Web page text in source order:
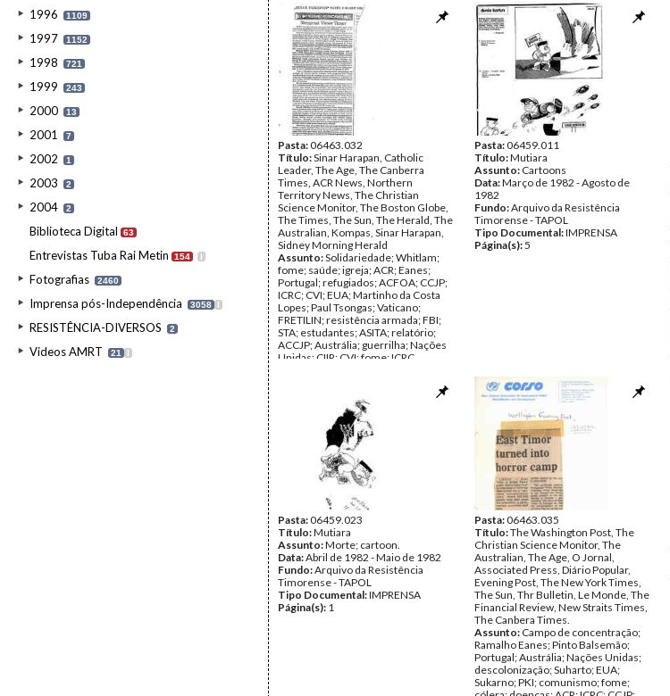
1996 1109
1997 1152
1998 721
1999 243
2000 13
2001 7
2002 1
2003 2
2004 2
Biblioteca Digital 63
Entrevistas Tuba Rai Metin 154 I
Fotografias 2460
Imprensa pós-Independência 3058 I
RESISTÊNCIA-DIVERSOS 2
Videos AMRT 21 I
Pasta:06463.032
Título:Sinar Harapan, Catholic
Leader, The Age, The Canberra
Times, ACR News, Northern
Territory News, The Christian
Science Monitor, The Boston Globe,
The Times, The Sun, The Herald, The
Australian, Kompas, Sinar Harapan,
Sidney Morning Herald
Assunto:Solidariedade; Whitlam;
fome; saúde; igreja; ACR; Eanes;
Portugal; refugiados; ACFOA; CCJP;
ICRC; CVI; EUA; Martinho da Costa
Lopes; Paul Tsongas; Vaticano;
FRETILIN; resistência armada; FBI;
STA; estudantes; ASITA; relatório;
ACCJP; Austrália; guerrilha; Nações
Unidas; CIIR; CVI; fome; ICRC
Timorense - TAPOL
Tipo Documental:IMPRENSA
Página(s):40
Pasta:06459.011
Título:Mutiara
Assunto: Cartoons
Data:Março de 1982 - Agosto de
1982
Fundo:Arquivo da Resistência
Timorense - TAPOL
Tipo Documental:IMPRENSA
Página(s):5
Pasta:06459.023
Título:Mutiara
Assunto:Morte; cartoon.
Data:Abril de 1982 - Maio de 1982
Fundo:Arquivo da Resistência
Timorense - TAPOL
Tipo Documental:IMPRENSA
Página(s): 1
Pasta:06463.035
Título:The Washington Post, The
Christian Science Monitor, The
Australian, The Age, O Jornal,
Associated Press, Diário Popular,
Evening Post, The New York Times,
The Sun, Thr Bulletin, Le Monde, The
Financial Review, New Straits Times,
The Canbera Times.
Assunto: Campo de concentração;
Ramalho Eanes; Pinto Balsemão;
Portugal; Austrália; Nações Unidas;
descolonização; Suharto; EUA;
Sukarno; PKI; comunismo; fome;